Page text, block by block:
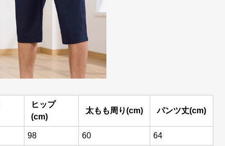
ヒップ
(cm)
太もも周り(cm) パンツ丈(cm)
98 60 64